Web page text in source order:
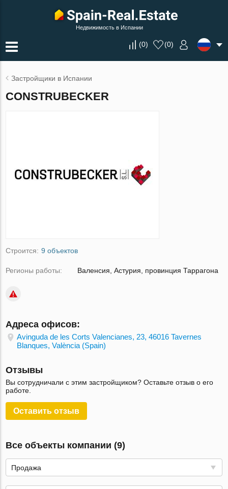
Недвижимость в Испании
(0) (0)
Застройщики в Испании
CONSTRUBECKER
Строится: 9 объектов
Регионы работы: Валенсия, Астурия, провинция Таррагона
Адреса офисов:
Avinguda de les Corts Valencianes, 23, 46016 Tavernes
Blanques, València (Spain)
Отзывы
Вы сотрудничали с этим застройщиком? Оставьте отзыв о его
работе.
Оставить отзыв
Все объекты компании (9)
Продажа